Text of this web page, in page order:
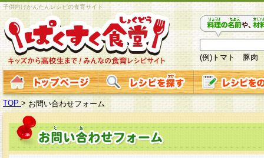
子供向けかんたんレシピの食育サイト
(例)トマト 豚肉
TOP > お問い合わせフォーム